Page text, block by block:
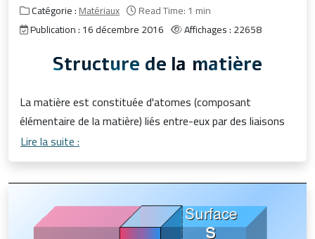
Catégorie :Matériaux
Read Time: 1 min
Publication : 16 décembre 2016
Affichages : 22658
Structure de la matière
La matière est constituée d'atomes (composant
élémentaire de la matière) liés entre-eux par des liaisons
Lire la suite :